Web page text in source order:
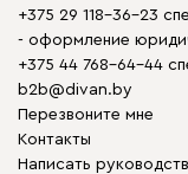
+375 29 118-36-23
- оформление
+375 44 768-64-44
b2b@divan.by
Перезвоните мне
Контакты
Написать